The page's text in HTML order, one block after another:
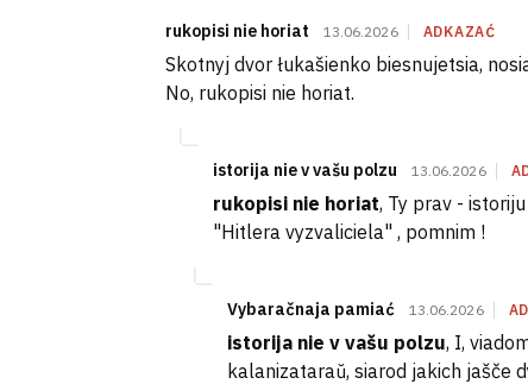
rukopisi nie horiat 13.06.2026 ADKAZAĆ
Skotnyj dvor łukašienko biesnujetsia,
No, rukopisi nie horiat.
istorija nie v vašu polzu 13.06.2026
rukopisi nie horiat, Ty prav -
"Hitlera vyzvaliciela" , pomnim !
Vybaračnaja pamiać 13.06.2026
istorija nie v vašu polzu, I,
kalanizataraŭ, siarod jakich jašče